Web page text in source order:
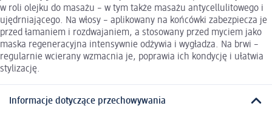
w roli olejku do masażu – w tym także masażu antycellulitowego i
ujędrniającego. Na włosy – aplikowany na końcówki zabezpiecza je
przed łamaniem i rozdwajaniem, a stosowany przed myciem jako
maska regeneracyjna intensywnie odżywia i wygładza. Na brwi –
regularnie wcierany wzmacnia je, poprawia ich kondycję i ułatwia
stylizację.
Informacje dotyczące przechowywania